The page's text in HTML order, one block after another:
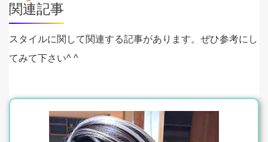
関連記事
スタイルに関して関連する記事があります。ぜひ参考にし
てみて下さい^ ^